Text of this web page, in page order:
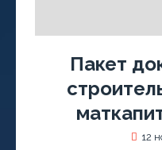
Пакет
12